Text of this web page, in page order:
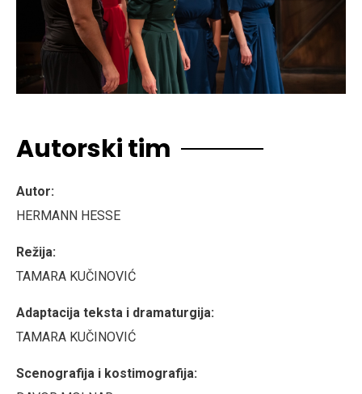
Autorski tim
Autor:
HERMANN HESSE
Režija:
TAMARA KUČINOVIĆ
Adaptacija teksta i dramaturgija:
TAMARA KUČINOVIĆ
Scenografija i kostimografija: